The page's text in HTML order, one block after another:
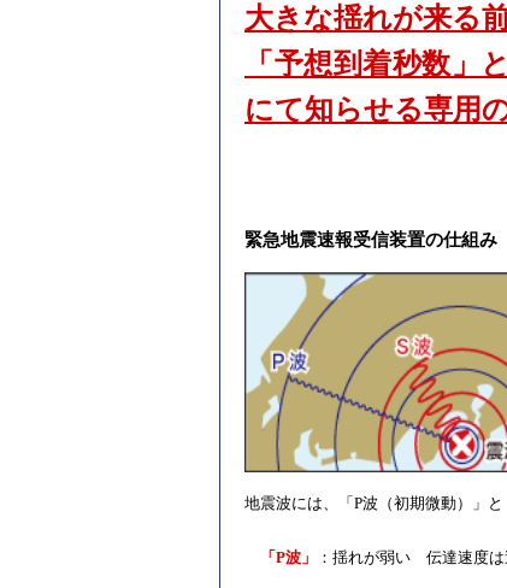
大きな揺れが来る前
「予想到着秒数」
にて知らせる専用
緊急地震速報受信装置の仕組み
地震波には、「P波（初期微動）」
「P波」 ：揺れが弱い 伝達速度は